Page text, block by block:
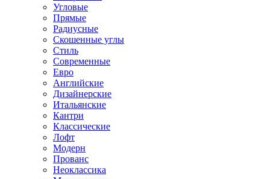
Угловые
Прямые
Радиусные
Скошенные углы
Стиль
Современные
Евро
Английские
Дизайнерские
Итальянские
Кантри
Классические
Лофт
Модерн
Прованс
Неоклассика